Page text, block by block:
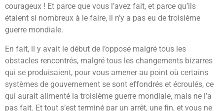
courageux ! Et parce que vous l’avez fait, et parce qu’ils
étaient si nombreux à le faire, il n’y a pas eu de troisième
guerre mondiale.
En fait, il y avait le début de l’opposé malgré tous les
obstacles rencontrés, malgré tous les changements bizarres
qui se produisaient, pour vous amener au point où certains
systèmes de gouvernement se sont effondrés et écroulés, ce
qui aurait alimenté la troisième guerre mondiale, mais ne l’a
pas fait. Et tout s’est terminé par un arrêt, une fin, et vous ne